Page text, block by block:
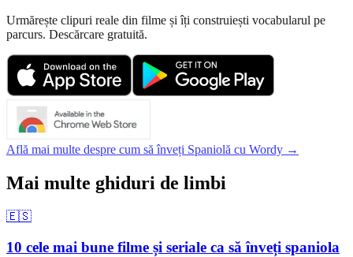
Urmărește clipuri reale din filme și îți construiești vocabularul pe
parcurs. Descărcare gratuită.
Află mai multe despre cum să înveți Spaniolă cu Wordy →
Mai multe ghiduri de limbi
🇪🇸
10 cele mai bune filme și seriale ca să înveți spaniola